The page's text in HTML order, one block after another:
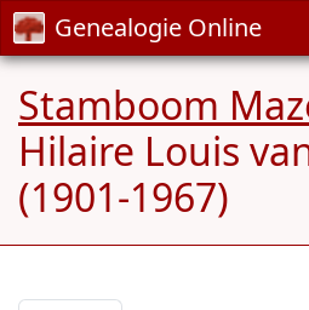
Genealogie Online
Stamboom
Hilaire Louis
(1901-1967)